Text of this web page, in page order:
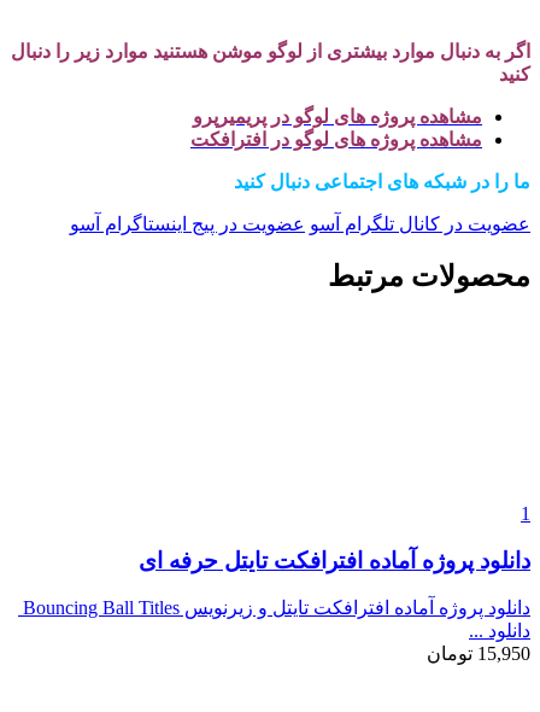
اگر به دنبال موارد بیشتری از لوگو موشن هستنید موارد زیر را دنبال
کنید
مشاهده پروژه های لوگو در پریمیرپرو
مشاهده پروژه های لوگو در افترافکت
ما را در شبکه های اجتماعی دنبال کنید
عضویت در کانال تلگرام آسو عضویت در پیج اینستاگرام آسو
محصولات مرتبط
1
دانلود پروژه آماده افترافکت تایتل حرفه ای
دانلود ...
15,950 تومان